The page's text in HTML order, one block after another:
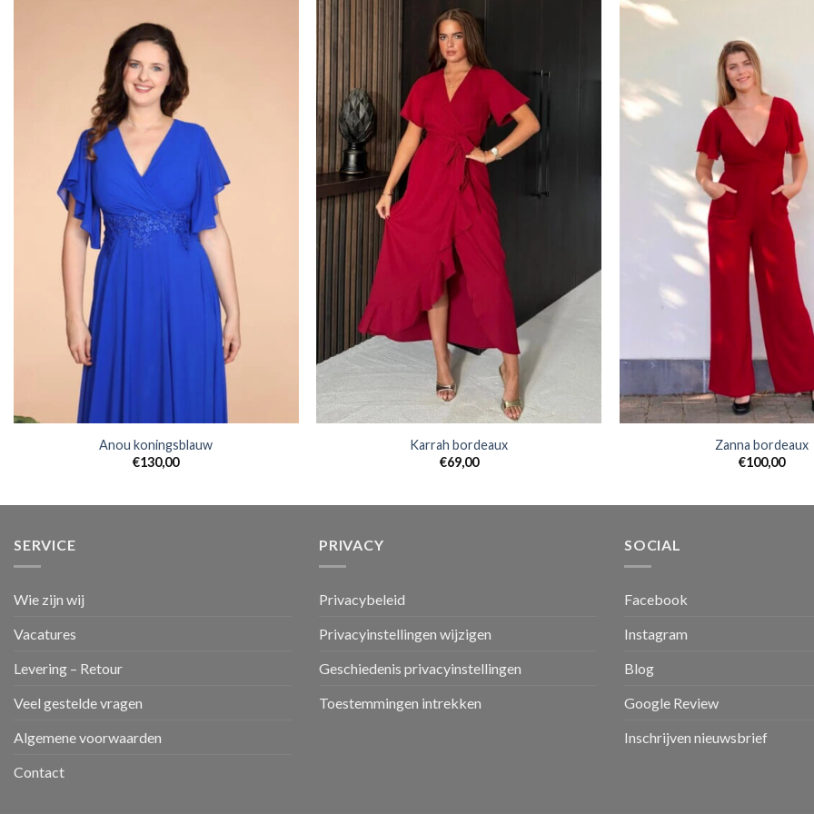
Anou koningsblauw
€130,00
Karrah bordeaux
€69,00
Zanna bordeaux
€100,00
SERVICE
Wie zijn wij
Vacatures
Levering – Retour
Veel gestelde vragen
Algemene voorwaarden
Contact
PRIVACY
Privacybeleid
Privacyinstellingen wijzigen
Geschiedenis privacyinstellingen
Toestemmingen intrekken
SOCIAL
Facebook
Instagram
Blog
Google Review
Inschrijven nieuwsbrief